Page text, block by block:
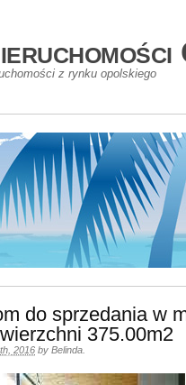
z rynku opolskiego
do sprzedania w
375.00m2
2016 by Belinda